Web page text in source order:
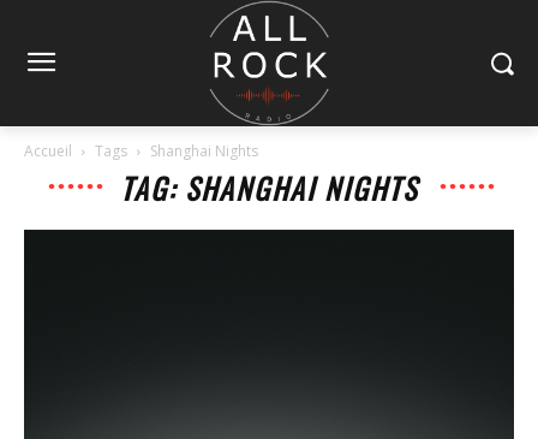
Accueil Tags Shanghai Nights
TAG: SHANGHAI NIGHTS